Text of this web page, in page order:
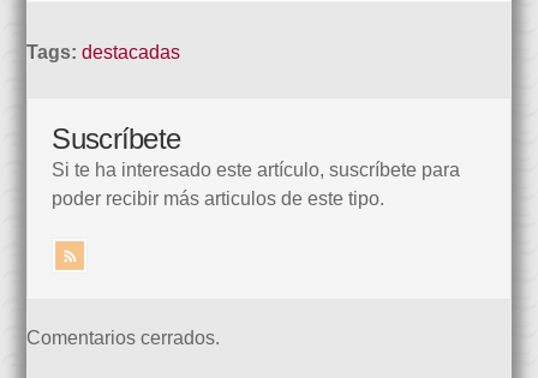
Tags:destacadas
Suscríbete
Si te ha interesado este artículo, suscríbete para
poder recibir más articulos de este tipo.
Comentarios cerrados.